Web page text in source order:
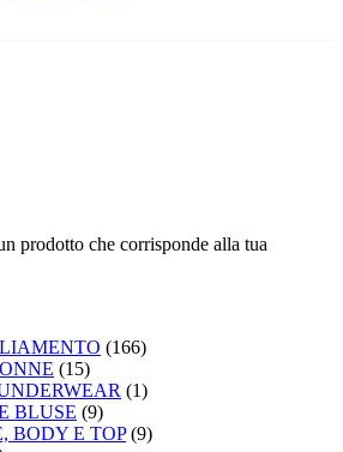
prodotto che corrisponde alla tua
(166)
(15)
(1)
BLUSE (9)
BODY E TOP (9)